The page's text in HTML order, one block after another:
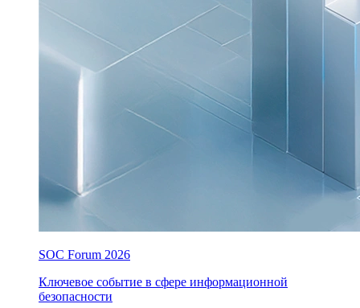
SOC Forum 2026
Ключевое событие в сфере информационной
безопасности